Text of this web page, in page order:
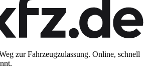
zur Fahrzeugzulassung. Online, schnell